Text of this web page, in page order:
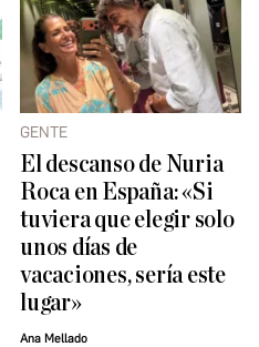
GENTE
El descanso de Nuria
Roca en España: «Si
tuviera que elegir solo
unos días de
vacaciones, sería este
lugar»
Ana Mellado